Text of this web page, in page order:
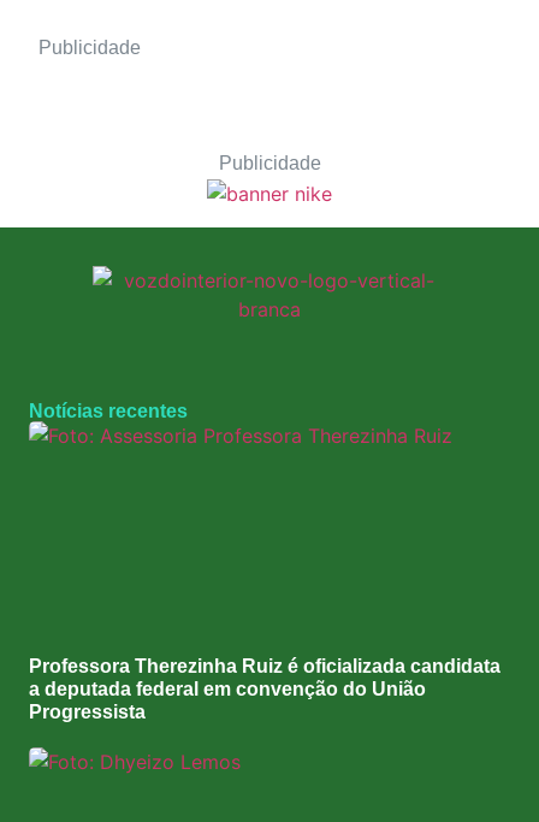
Publicidade
Publicidade
Notícias recentes
Professora Therezinha Ruiz é oficializada candidata
a deputada federal em convenção do União
Progressista